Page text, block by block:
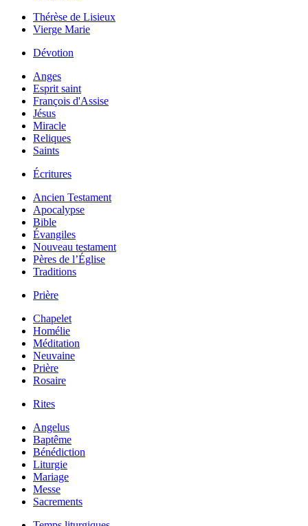
Thérèse de Lisieux
Vierge Marie
Dévotion
Anges
Esprit saint
François d'Assise
Jésus
Miracle
Reliques
Saints
Écritures
Ancien Testament
Apocalypse
Bible
Évangiles
Nouveau testament
Pères de l’Église
Traditions
Prière
Chapelet
Homélie
Méditation
Neuvaine
Prière
Rosaire
Rites
Angelus
Baptême
Bénédiction
Liturgie
Mariage
Messe
Sacrements